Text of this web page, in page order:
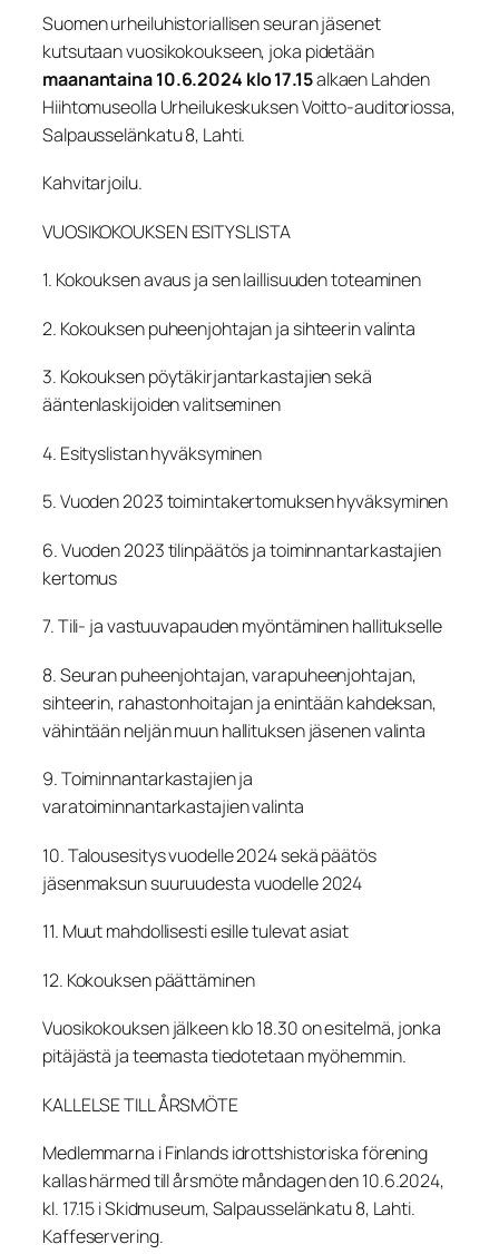
Suomen urheiluhistoriallisen seuran jäsenet
kutsutaan vuosikokoukseen, joka pidetään
maanantaina 10.6.2024 klo 17.15alkaen Lahden
Hiihtomuseolla Urheilukeskuksen Voitto-auditoriossa,
Salpausselänkatu 8, Lahti.
Kahvitarjoilu.
VUOSIKOKOUKSEN ESITYSLISTA
1. Kokouksen avaus ja sen laillisuuden toteaminen
2. Kokouksen puheenjohtajan ja sihteerin valinta
3. Kokouksen pöytäkirjantarkastajien sekä
ääntenlaskijoiden valitseminen
4. Esityslistan hyväksyminen
5. Vuoden 2023 toimintakertomuksen hyväksyminen
6. Vuoden 2023 tilinpäätös ja toiminnantarkastajien
kertomus
7. Tili- ja vastuuvapauden myöntäminen hallitukselle
8. Seuran puheenjohtajan, varapuheenjohtajan,
sihteerin, rahastonhoitajan ja enintään kahdeksan,
vähintään neljän muun hallituksen jäsenen valinta
9. Toiminnantarkastajien ja
varatoiminnantarkastajien valinta
10. Talousesitys vuodelle 2024 sekä päätös
jäsenmaksun suuruudesta vuodelle 2024
11. Muut mahdollisesti esille tulevat asiat
12. Kokouksen päättäminen
Vuosikokouksen jälkeen klo 18.30 on esitelmä, jonka
pitäjästä ja teemasta tiedotetaan myöhemmin.
KALLELSE TILL ÅRSMÖTE
Medlemmarna i Finlands idrottshistoriska förening
kallas härmed till årsmöte måndagen den 10.6.2024,
kl. 17.15 i Skidmuseum, Salpausselänkatu 8, Lahti.
Kaffeservering.